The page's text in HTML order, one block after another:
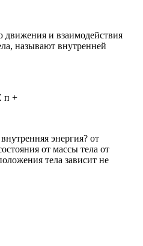
и взаимодействия
называют внутренней
п +
энергия? от
от массы тела от
тела зависит не